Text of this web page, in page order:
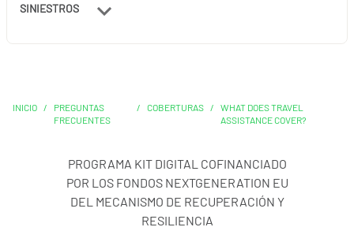
SINIESTROS
INICIO /
PREGUNTAS
FRECUENTES
/ COBERTURAS /
WHAT DOES TRAVEL
ASSISTANCE COVER?
PROGRAMA KIT DIGITAL COFINANCIADO
POR LOS FONDOS NEXTGENERATION EU
DEL MECANISMO DE RECUPERACIÓN Y
RESILIENCIA